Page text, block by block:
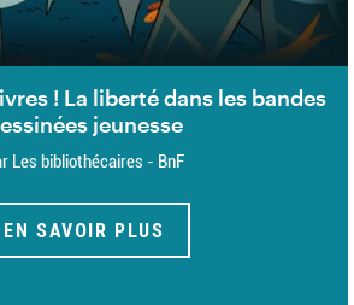
! La liberté dans les bandes
jeunesse
Les bibliothécaires - BnF
EN SAVOIR PLUS